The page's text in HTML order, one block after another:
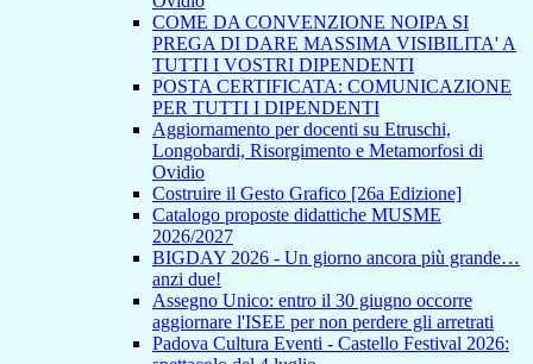
COME DA CONVENZIONE NOIPA SI
PREGA DI DARE MASSIMA VISIBILITA' A
TUTTI I VOSTRI DIPENDENTI
POSTA CERTIFICATA: COMUNICAZIONE
PER TUTTI I DIPENDENTI
Aggiornamento per docenti su Etruschi,
Longobardi, Risorgimento e Metamorfosi di
Ovidio
Costruire il Gesto Grafico [26a Edizione]
Catalogo proposte didattiche MUSME
2026/2027
BIGDAY 2026 - Un giorno ancora più grande…
anzi due!
Assegno Unico: entro il 30 giugno occorre
aggiornare l'ISEE per non perdere gli arretrati
Padova Cultura Eventi - Castello Festival 2026: